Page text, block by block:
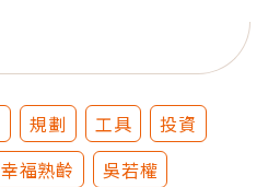
規劃 工具
投資
幸福熟齡 吳若權